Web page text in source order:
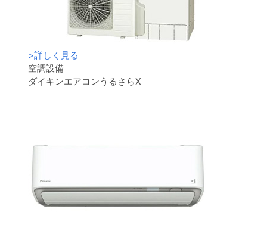
>詳しく見る
空調設備
ダイキンエアコンうるさらX